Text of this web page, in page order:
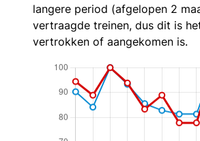
langere period (afgelopen 2
vertraagde treinen, dus dit is
vertrokken of aangekomen is.